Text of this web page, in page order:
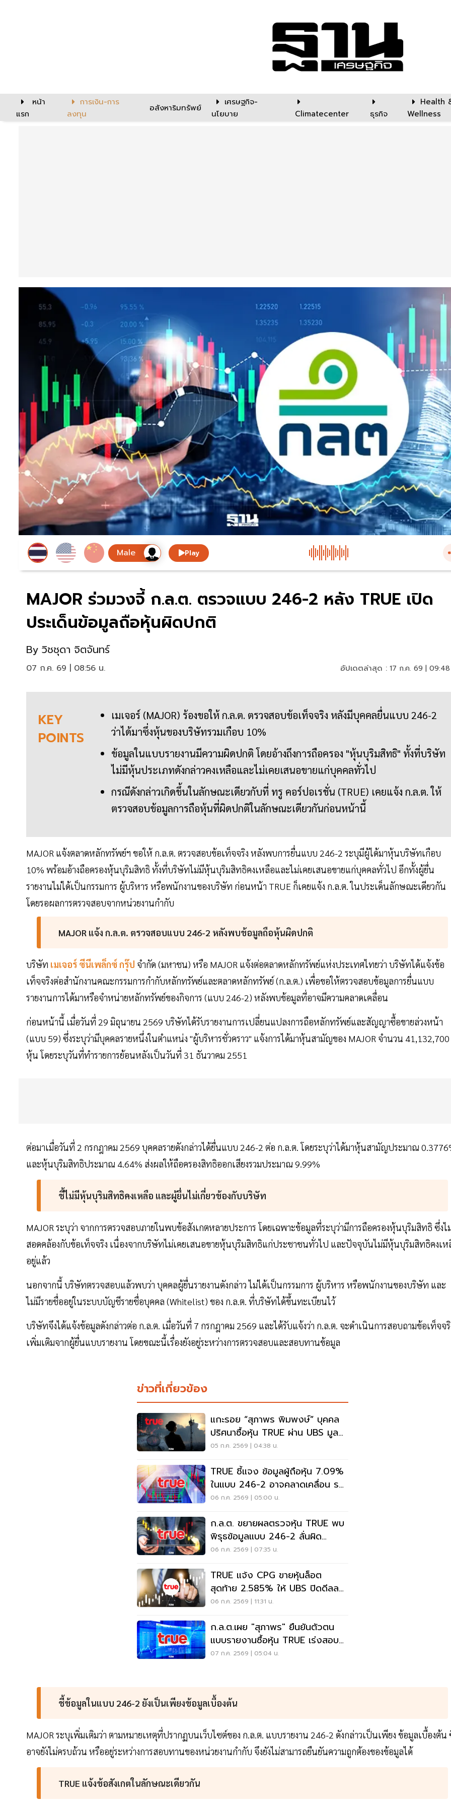
หน้า
แรก
การเงิน-การ
ลงทุน
อสังหาริมทรัพย์
เศรษฐกิจ-
นโยบาย
Climatecenter ธุรกิจ
Health
Wellness
Play
MAJOR ร่วมวงจี้ ก.ล.ต. ตรวจแบบ 246-2 หลัง TRUE เปิด
ประเด็นข้อมูลถือหุ้นผิดปกติ
By วิชชุดา จิตจันทร์
07 ก.ค. 69 | 08:56 น. อัปเดตล่าสุด : 17 ก.ค. 69 |
KEY
POINTS
เมเจอร์ (MAJOR) ร้องขอให้ ก.ล.ต. ตรวจสอบข้อเท็จจริง หลังมีบุคคลยื่นแบบ 246-2
ว่าได้มาซึ่งหุ้นของบริษัทรวมเกือบ 10%
ข้อมูลในแบบรายงานมีความผิดปกติ โดยอ้างถึงการถือครอง "หุ้นบุริมสิทธิ" ทั้งที่บริษัท
ไม่มีหุ้นประเภทดังกล่าวคงเหลือและไม่เคยเสนอขายแก่บุคคลทั่วไป
กรณีดังกล่าวเกิดขึ้นในลักษณะเดียวกับที่ ทรู คอร์ปอเรชั่น (TRUE) เคยแจ้ง ก.ล.ต. ให้
ตรวจสอบข้อมูลการถือหุ้นที่ผิดปกติในลักษณะเดียวกันก่อนหน้านี้
MAJOR แจ้งตลาดหลักทรัพย์ฯ ขอให้ ก.ล.ต. ตรวจสอบข้อเท็จจริง หลังพบการยื่นแบบ 246-2 ระบุมีผู้ได้มาหุ้นบริษัทเกือบ
10% พร้อมอ้างถือครองหุ้นบุริมสิทธิ ทั้งที่บริษัทไม่มีหุ้นบุริมสิทธิคงเหลือและไม่เคยเสนอขายแก่บุคคลทั่วไป อีกทั้งผู้ยื่น
รายงานไม่ได้เป็นกรรมการ ผู้บริหาร หรือพนักงานของบริษัท ก่อนหน้า TRUE ก็เคยแจ้ง ก.ล.ต. ในประเด็นลักษณะเดียวกัน
โดยรอผลการตรวจสอบจากหน่วยงานกำกับ
MAJOR แจ้ง ก.ล.ต. ตรวจสอบแบบ 246-2 หลังพบข้อมูลถือหุ้นผิดปกติ
บริษัท เมเจอร์ ซีนีเพล็กซ์ กรุ๊ป จำกัด (มหาชน) หรือ MAJOR แจ้งต่อตลาดหลักทรัพย์แห่งประเทศไทยว่า บริษัทได้แจ้งข้อ
เท็จจริงต่อสำนักงานคณะกรรมการกำกับหลักทรัพย์และตลาดหลักทรัพย์ (ก.ล.ต.) เพื่อขอให้ตรวจสอบข้อมูลการยื่นแบบ
รายงานการได้มาหรือจำหน่ายหลักทรัพย์ของกิจการ (แบบ 246-2) หลังพบข้อมูลที่อาจมีความคลาดเคลื่อน
ก่อนหน้านี้ เมื่อวันที่ 29 มิถุนายน 2569 บริษัทได้รับรายงานการเปลี่ยนแปลงการถือหลักทรัพย์และสัญญาซื้อขายล่วงหน้า
(แบบ 59) ซึ่งระบุว่ามีบุคคลรายหนึ่งในตำแหน่ง "ผู้บริหารชั่วคราว" แจ้งการได้มาหุ้นสามัญของ MAJOR จำนวน 41,132,700
หุ้น โดยระบุวันที่ทำรายการย้อนหลังเป็นวันที่ 31 ธันวาคม 2551
ต่อมาเมื่อวันที่ 2 กรกฎาคม 2569 บุคคลรายดังกล่าวได้ยื่นแบบ 246-2 ต่อ ก.ล.ต. โดยระบุว่าได้มาหุ้นสามัญประมาณ
และหุ้นบุริมสิทธิประมาณ 4.64% ส่งผลให้ถือครองสิทธิออกเสียงรวมประมาณ 9.99%
ชี้ไม่มีหุ้นบุริมสิทธิคงเหลือ และผู้ยื่นไม่เกี่ยวข้องกับบริษัท
MAJOR ระบุว่า จากการตรวจสอบภายในพบข้อสังเกตหลายประการ โดยเฉพาะข้อมูลที่ระบุว่ามีการถือครองหุ้นบุริมสิทธิ ซึ่งไ
สอดคล้องกับข้อเท็จจริง เนื่องจากบริษัทไม่เคยเสนอขายหุ้นบุริมสิทธิแก่ประชาชนทั่วไป และปัจจุบันไม่มีหุ้นบุริมสิทธิคงเห
อยู่แล้ว
นอกจากนี้ บริษัทตรวจสอบแล้วพบว่า บุคคลผู้ยื่นรายงานดังกล่าว ไม่ได้เป็นกรรมการ ผู้บริหาร หรือพนักงานของบริษัท และ
ไม่มีรายชื่ออยู่ในระบบบัญชีรายชื่อบุคคล (Whitelist) ของ ก.ล.ต. ที่บริษัทได้ขึ้นทะเบียนไว้
บริษัทจึงได้แจ้งข้อมูลดังกล่าวต่อ ก.ล.ต. เมื่อวันที่ 7 กรกฎาคม 2569 และได้รับแจ้งว่า ก.ล.ต. จะดำเนินการสอบถามข้อเท็จจ
เพิ่มเติมจากผู้ยื่นแบบรายงาน โดยขณะนี้เรื่องยังอยู่ระหว่างการตรวจสอบและสอบทานข้อมูล
ข่าวที่เกี่ยวข้อง
แกะรอย “สุภาพร พิมพงษ์” บุคคล
ปริศนาซื้อหุ้น TRUE ผ่าน UBS มูลค่า
1.6 หมื่นล้าน
05 ก.ค. 2569 | 04:38 น.
TRUE ชี้แจง ข้อมูลผู้ถือหุ้น 7.09%
ในแบบ 246-2 อาจคลาดเคลื่อน รอ
ก.ล.ต. สอบทาน
06 ก.ค. 2569 | 05:00 น.
ก.ล.ต. ขยายผลตรวจหุ้น TRUE พบ
พิรุธข้อมูลแบบ 246-2 ลั่นผิด
กฎหมายดำเนินการเด็ดขาด
06 ก.ค. 2569 | 07:35 น.
TRUE แจ้ง CPG ขายหุ้นล็อต
สุดท้าย 2.585% ให้ UBS ปิดดีลลด
ถือหุ้นรวม 10%
06 ก.ค. 2569 | 11:31 น.
ก.ล.ต.เผย "สุภาพร" ยืนยันตัวตน
แบบรายงานซื้อหุ้น TRUE เร่งสอบ
ข้อมูลเชิงลึก
07 ก.ค. 2569 | 05:04 น.
ชี้ข้อมูลในแบบ 246-2 ยังเป็นเพียงข้อมูลเบื้องต้น
MAJOR ระบุเพิ่มเติมว่า ตามหมายเหตุที่ปรากฏบนเว็บไซต์ของ ก.ล.ต. แบบรายงาน 246-2 ดังกล่าวเป็นเพียง ข้อมูลเบื้องต้น
อาจยังไม่ครบถ้วน หรืออยู่ระหว่างการสอบทานของหน่วยงานกำกับ จึงยังไม่สามารถยืนยันความถูกต้องของข้อมูลได้
TRUE แจ้งข้อสังเกตในลักษณะเดียวกัน